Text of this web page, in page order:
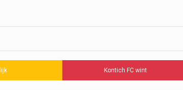
Kontich FC wint